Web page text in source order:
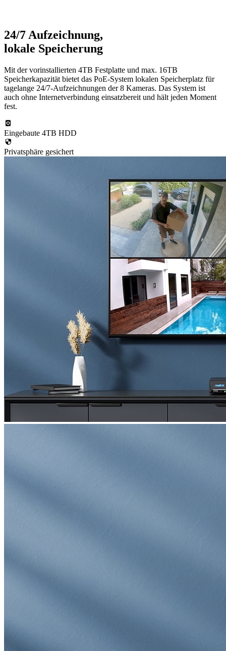
24/7 Aufzeichnung,
lokale Speicherung
Mit der vorinstallierten 4TB Festplatte und max. 16TB
Speicherkapazität bietet das PoE-System lokalen Speicherplatz für
tagelange 24/7-Aufzeichnungen der 8 Kameras. Das System ist
auch ohne Internetverbindung einsatzbereit und hält jeden Moment
fest.
Eingebaute 4TB HDD
Privatsphäre gesichert